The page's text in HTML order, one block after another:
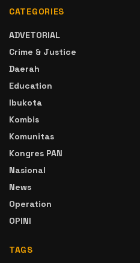
CATEGORIES
ADVETORIAL
Crime & Justice
Daerah
Education
Ibukota
Kombis
Komunitas
Kongres PAN
Nasional
News
Operation
OPINI
TAGS